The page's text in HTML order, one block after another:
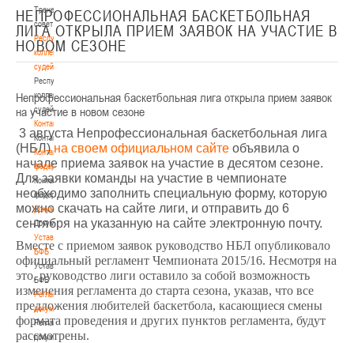
Тренерский
совет
Республиканская
коллегия
судей
Республиканская
коллегия
судей
Контакты
Контакты
Контакты
федерации
Контакты
федерации
Документы
Документы
Устав
БФБ
Устав
БФБ
Регламентирующие
документы
Регламентирующие
документы
НЕПРОФЕССИОНАЛЬНАЯ БАСКЕТБОЛЬНАЯ
ЛИГА ОТКРЫЛА ПРИЕМ ЗАЯВОК НА УЧАСТИЕ В
НОВОМ СЕЗОНЕ
Непрофессиональная баскетбольная лига открыла прием заявок
на участие в новом сезоне
3 августа Непрофессиональная баскетбольная лига
(НБЛ)на своем официальном сайте объявила о
начале приема заявок на участие в десятом сезоне.
Для заявки команды на участие в чемпионате
необходимо заполнить специальную форму, которую
можно скачать на сайте лиги, и отправить до 6
сентября на указанную на сайте электронную почту.
Вместе с приемом заявок руководство НБЛ опубликовало
официальный регламент Чемпионата 2015/16. Несмотря на
это, руководство лиги оставило за собой возможность
изменения регламента до старта сезона, указав, что все
предложения любителей баскетбола, касающиеся смены
формата проведения и других пунктов регламента, будут
рассмотрены.